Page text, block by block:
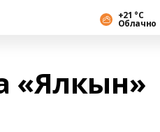
+21 °С
Облачно
«Ялкын»